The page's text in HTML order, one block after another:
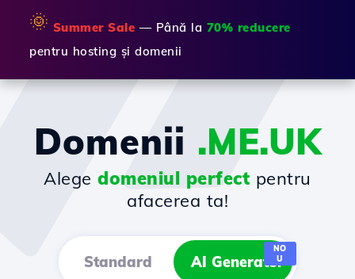
🌞 Summer Sale — Până la 70% reducere
pentru hosting și domenii
Domenii .ME.UK
Alegedomeniul perfect pentru
afacerea ta!
Standard AI Generator
NO
U